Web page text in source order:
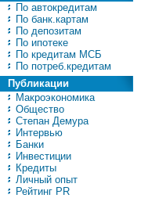
По автокредитам
По банк.картам
По депозитам
По ипотеке
По кредитам МСБ
По потреб.кредитам
Публикации
Макроэкономика
Общество
Степан Демура
Интервью
Банки
Инвестиции
Кредиты
Личный опыт
Рейтинг PR